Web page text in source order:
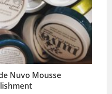
Nuvo Mousse